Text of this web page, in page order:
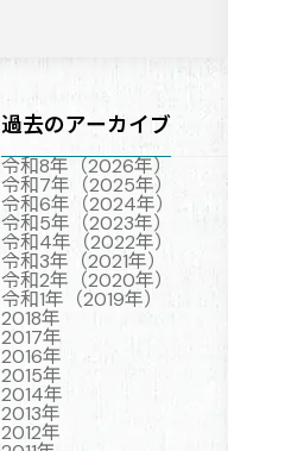
過去のアーカイブ
令和8年（2026年）
令和7年（2025年）
令和6年（2024年）
令和5年（2023年）
令和4年（2022年）
令和3年（2021年）
令和2年（2020年）
令和1年（2019年）
2018年
2017年
2016年
2015年
2014年
2013年
2012年